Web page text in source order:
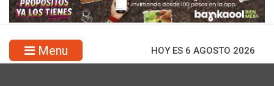
Menu HOY ES 6 AGOSTO 2026